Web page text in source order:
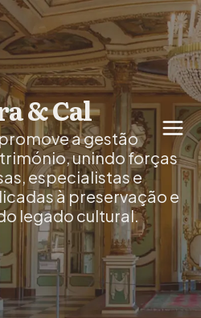
& Cal
a gestão
unindo forças
especialistas e
à preservação e
legado cultural.